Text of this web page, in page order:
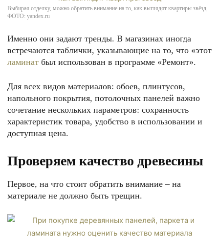
Выбирая отделку, можно обратить внимание на то, как выглядят квартиры звёзд
ФОТО: yandex.ru
Именно они задают тренды. В магазинах иногда
встречаются таблички, указывающие на то, что «этот
ламинат был использован в программе «Ремонт».
Для всех видов материалов: обоев, плинтусов,
напольного покрытия, потолочных панелей важно
сочетание нескольких параметров: сохранность
характеристик товара, удобство в использовании и
доступная цена.
Проверяем качество древесины
Первое, на что стоит обратить внимание – на
материале не должно быть трещин.